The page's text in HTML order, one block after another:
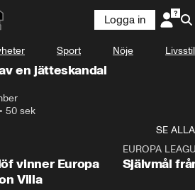
Logga in
Sport Nöje Livsstil
en jätteskandal
• 50 sek
SE ALLA
vinner Europa
Villa
EUROPA
Självmål